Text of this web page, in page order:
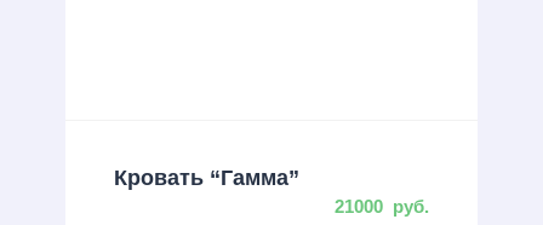
Кровать “Гамма”
21000 руб.